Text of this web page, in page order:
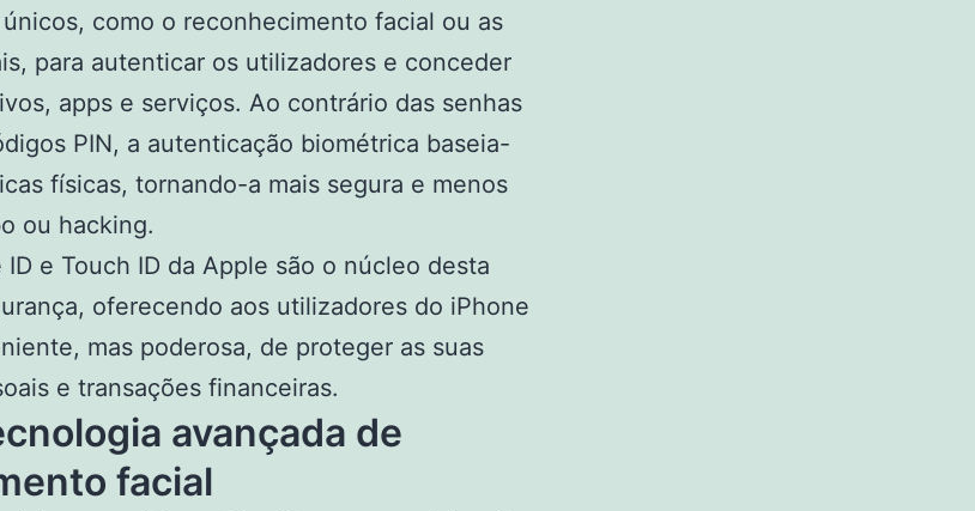
como o reconhecimento facial ou as
para autenticar os utilizadores e conceder
apps e serviços. Ao contrário das senhas
PIN, a autenticação biométrica baseia-
físicas, tornando-a mais segura e menos
ou hacking.
ID e Touch ID da Apple são o núcleo desta
oferecendo aos utilizadores do iPhone
mas poderosa, de proteger as suas
e transações financeiras.
avançada de
facial